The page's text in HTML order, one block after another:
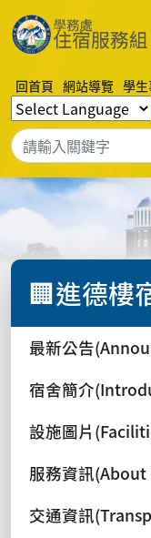
回首頁 網站導覽 學
🏢進德樓
最新公告
宿舍簡介
設施圖片
服務資訊(About
交通資訊